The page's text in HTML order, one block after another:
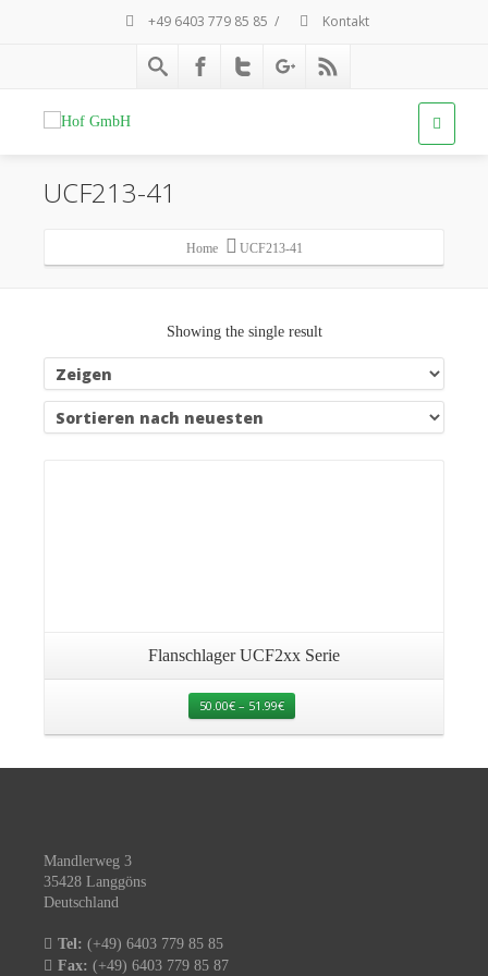
+49 6403 779 85 85 / Kontakt
UCF213-41
Home UCF213-41
Showing the single result
Flanschlager UCF2xx Serie
50.00€– 51.99€
Mandlerweg 3
35428 Langgöns
Deutschland
Tel: (+49) 6403 779 85 85
Fax: (+49) 6403 779 85 87